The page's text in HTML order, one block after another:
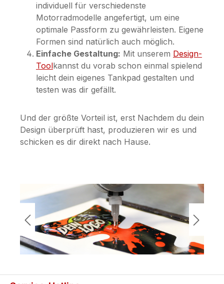
individuell für verschiedenste
Motorradmodelle angefertigt, um eine
optimale Passform zu gewährleisten. Eigene
Formen sind natürlich auch möglich.
Einfache Gestaltung: Mit unserem Design-
Toolkannst du vorab schon einmal spielend
leicht dein eigenes Tankpad gestalten und
testen was dir gefällt.
Und der größte Vorteil ist, erst Nachdem du dein
Design überprüft hast, produzieren wir es und
schicken es dir direkt nach Hause.
Bildergalerie überspringen